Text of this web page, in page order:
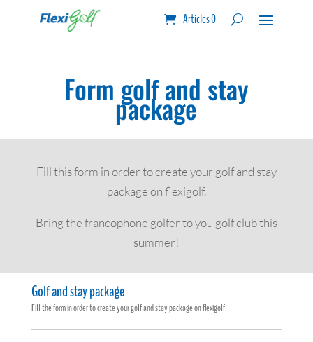
Articles 0
Form golf and stay
package
Fill this form in order to create your golf and stay
package on flexigolf.
Bring the francophone golfer to you golf club this
summer!
Golf and stay package
Fill the form in order to create your golf and stay package on flexigolf